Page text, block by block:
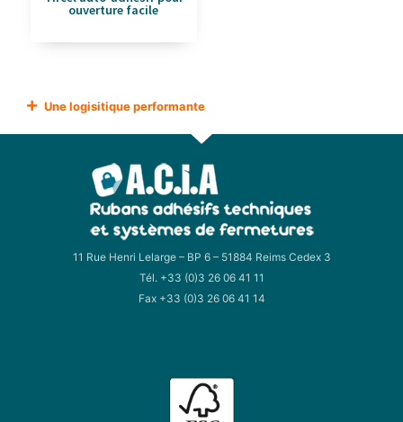
ouverture facile
Une logisitique performante
11 Rue Henri Lelarge – BP 6 – 51884 Reims Cedex 3
Tél. +33 (0)3 26 06 41 11
Fax +33 (0)3 26 06 41 14